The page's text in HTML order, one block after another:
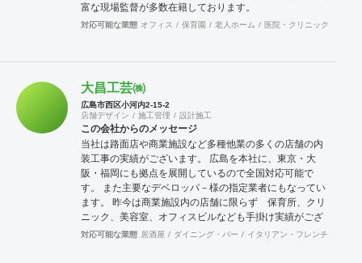
富な現場監督が多数在籍しております。
対応可能な業態 オフィス 保育園 老人ホーム 医院・クリニック
大昌工芸㈱
広島市西区小河内2-15-2
店舗デザイン
施工管理 設計施工
この会社からのメッセージ
当社は路面店や商業施設など多種他業の多くの店舗の内
装工事の実績がございます。 広島を本社に、東京・大
阪・福岡にも拠点を展開しているので全国対応可能で
す。 また主要なデベロッパ－様の指定業者にもなってい
ます。 昨今は商業施設内の店舗に限らず 保育所、クリ
ニック、美容室、オフィスビルなども手掛け実績がござ
います。 当社はデザインから施工、アフターフォローま
対応可能な業態 居酒屋 ダイニング・バー イタリアン・フレンチ